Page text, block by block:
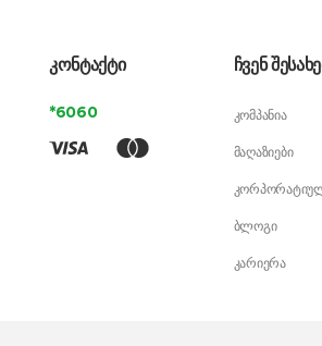
კონტაქტი
*6060
ჩვენ
კომპანია
მაღაზიები
ბლოგი
კარიერა